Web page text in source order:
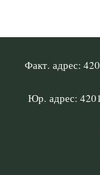
Факт. адрес:
Юр. адрес: